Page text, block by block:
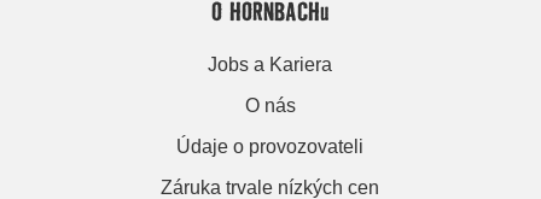
O HORNBACHu
Jobs a Kariera
O nás
Údaje o provozovateli
Záruka trvale nízkých cen